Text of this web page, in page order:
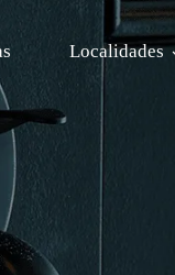
Localidades